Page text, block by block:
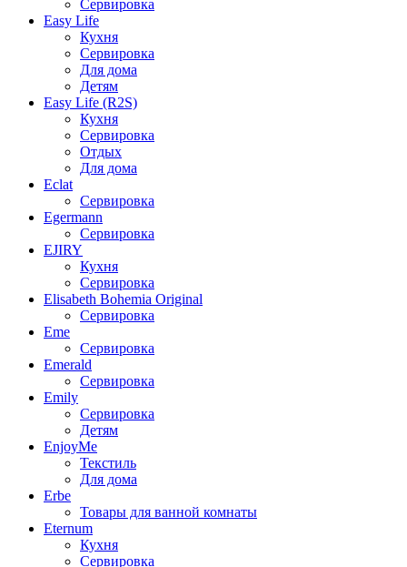
Сервировка
Easy Life
Кухня
Сервировка
Для дома
Детям
Easy Life (R2S)
Кухня
Сервировка
Отдых
Для дома
Eclat
Сервировка
Egermann
Сервировка
EJIRY
Кухня
Сервировка
Elisabeth Bohemia Original
Сервировка
Eme
Сервировка
Emerald
Сервировка
Emily
Сервировка
Детям
EnjoyMe
Текстиль
Для дома
Erbe
Товары для ванной комнаты
Eternum
Кухня
Сервировка